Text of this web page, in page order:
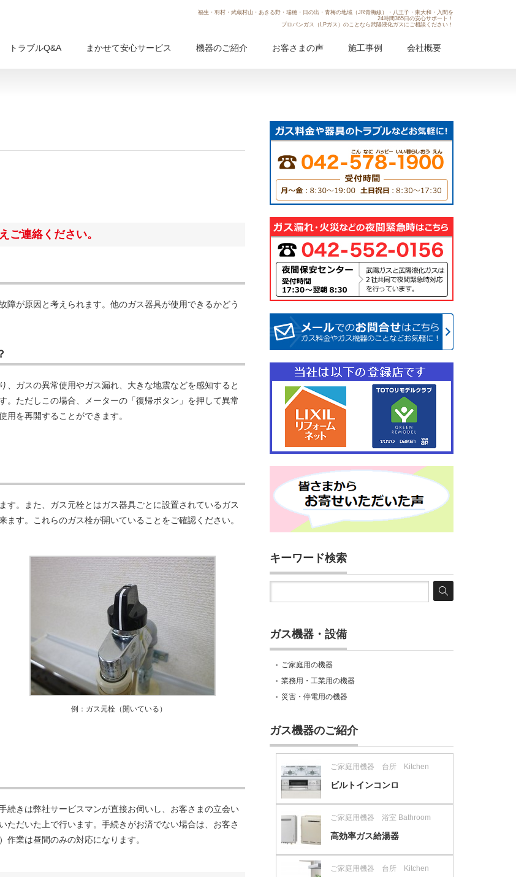
福生・羽村・武蔵村山・あきる野・瑞穂・日の出・青梅の地域（JR青梅線）・八王子・東大和・入間を
24時間365日の安心サポート！
プロパンガス（LPガス）のことなら武陽液化ガスにご相談ください！
トラブルQ&A まかせて安心サービス 機器のご紹介 お客さまの声 施工事例 会社概要
ご連絡ください。
障が原因と考えられます。他のガス器具が使用できるかどう
ガスの異常使用やガス漏れ、大きな地震などを感知すると
。ただしこの場合、メーターの「復帰ボタン」を押して異常
を再開することができます。
す。また、ガス元栓とはガス器具ごとに設置されているガス
す。これらのガス栓が開いていることをご確認ください。
例：ガス元栓（開いている）
続きは弊社サービスマンが直接お伺いし、お客さまの立会い
だいた上で行います。手続きがお済でない場合は、お客さ
業は昼間のみの対応になります。
キーワード検索
ガス機器・設備
ご家庭用の機器
業務用・工業用の機器
災害・停電用の機器
ガス機器のご紹介
ご家庭用機器 台所 Kitchen
ビルトインコンロ
ご家庭用機器 浴室 Bathroom
高効率ガス給湯器
ご家庭用機器 台所 Kitchen